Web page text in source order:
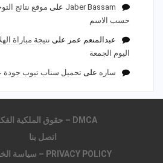
Jaber Bassam على
حسب الاسم
عبدالمنعم عمر على نتيجة مباراة
اليوم الجمعة
ساره على تحميل سناب تيوب جودة
DMCA – حقوق الملكية الفكرية
اتصل بنا
PRIVACY POLICY – سياسة الخصوصية